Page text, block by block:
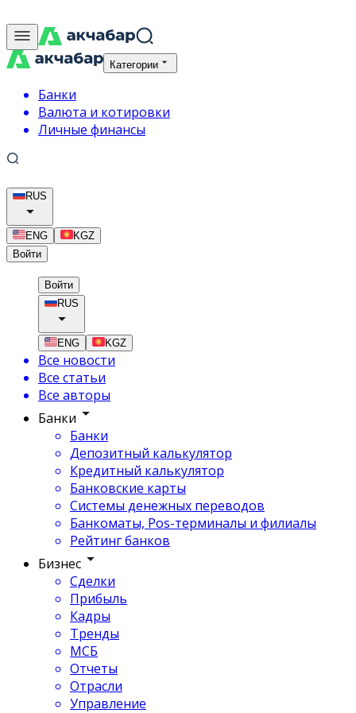
Категории
Банки
Валюта и котировки
Личные финансы
RUS
ENG
KGZ
Войти
Войти
RUS
ENG KGZ
Все новости
Все статьи
Все авторы
Банки
Банки
Депозитный калькулятор
Кредитный калькулятор
Банковские карты
Системы денежных переводов
Банкоматы, Pos-терминалы и филиалы
Рейтинг банков
Бизнес
Сделки
Прибыль
Кадры
Тренды
МСБ
Отчеты
Отрасли
Управление